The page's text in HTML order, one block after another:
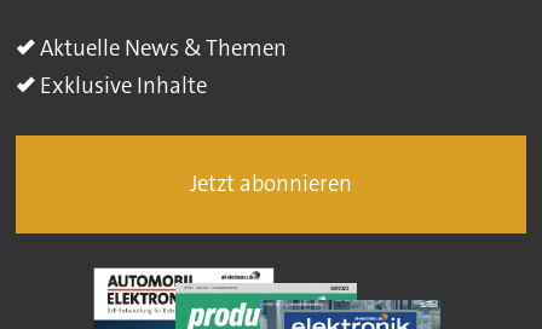
Aktuelle News & Themen
Exklusive Inhalte
Jetzt abonnieren